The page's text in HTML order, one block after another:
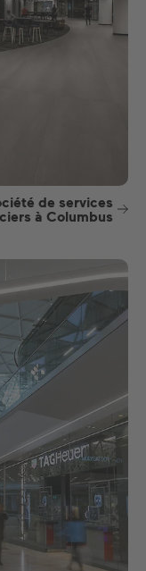
de services
à Columbus